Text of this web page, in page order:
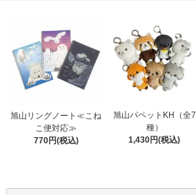
旭山リングノート≪こね
こ便対応≫
770円(税込)
旭山パペットKH（全7
種）
1,430円(税込)